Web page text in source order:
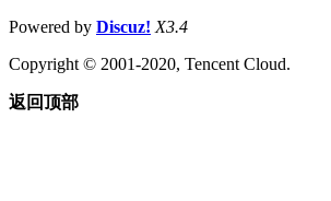
Powered by Discuz! X3.4
Copyright © 2001-2020, Tencent Cloud.
返回顶部